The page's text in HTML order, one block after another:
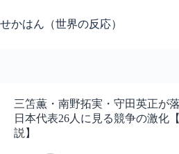
ン
せかはん（世界の反応）
三笘薫・南野拓実・守田英正が
日本代表26人に見る競争の激化
説】